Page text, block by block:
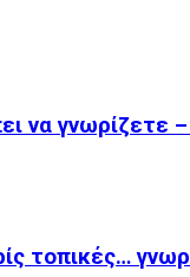
να γνωρίζετε –
τοπικές…